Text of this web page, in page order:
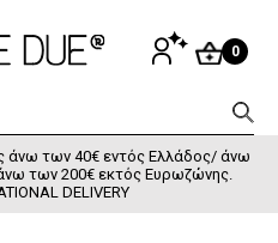
User
ΕΊΣΟΔΟΣ0
άνω των 40€ εντός Ελλάδος/ άνω
των 200€ εκτός Ευρωζώνης.
DELIVERY